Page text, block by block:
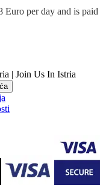
Euro per day and is
| Join Us In Istria